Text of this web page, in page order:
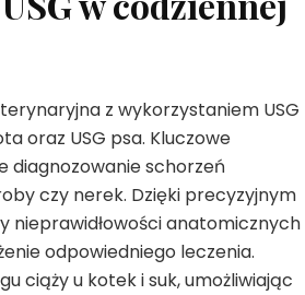
z wykorzystaniem USG
oraz USG psa. Kluczowe
diagnozowanie schorzeń
czy nerek. Dzięki precyzyjnym
anatomicznych
odpowiedniego leczenia.
ciąży u kotek i suk, umożliwiając